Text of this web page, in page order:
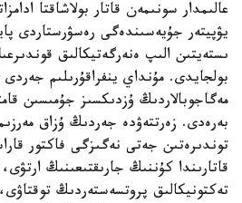
عالىمدار سونىمەن قاتار بولاشاقتا
يۋپيتەر جۇيەسىندەگى رەسۋرستاردى
ىستەيتىن الىپ ەنەرگەتيكالىق
بولجايدى. مۇنداي ينفراقۇرىلىم جەردى
مەگاجوبالاردىڭ ۇزدىكسىز جۇمىسىن
بەرەدى. زەرتتەۋدە جەردىڭ ۇزاق
توندىرەتىن جەتى نەگىزگى فاكتور
قاتارىندا كۇننىڭ جارىقتىعىنىڭ
تەكتونيكالىق پروتسەستەردىڭ